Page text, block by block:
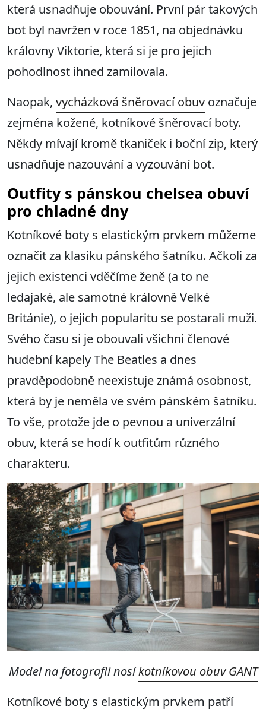
která usnadňuje obouvání. První pár takových
bot byl navržen v roce 1851, na objednávku
královny Viktorie, která si je pro jejich
pohodlnost ihned zamilovala.
Naopak, vycházková šněrovací obuv označuje
zejména kožené, kotníkové šněrovací boty.
Někdy mívají kromě tkaniček i boční zip, který
usnadňuje nazouvání a vyzouvání bot.
Outfity s pánskou chelsea obuví
pro chladné dny
Kotníkové boty s elastickým prvkem můžeme
označit za klasiku pánského šatníku. Ačkoli za
jejich existenci vděčíme ženě (a to ne
ledajaké, ale samotné královně Velké
Británie), o jejich popularitu se postarali muži.
Svého času si je obouvali všichni členové
hudební kapely The Beatles a dnes
pravděpodobně neexistuje známá osobnost,
která by je neměla ve svém pánském šatníku.
To vše, protože jde o pevnou a univerzální
obuv, která se hodí k outfitům různého
charakteru.
Model na fotografii nosíkotníkovou obuv GANT
Kotníkové boty s elastickým prvkem patří